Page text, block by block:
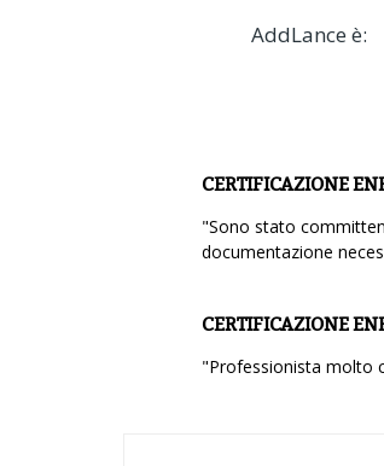
AddLance è:
CERTIFICAZIONE
"Sono stato
documentazione
CERTIFICAZIONE
"Professionista molto